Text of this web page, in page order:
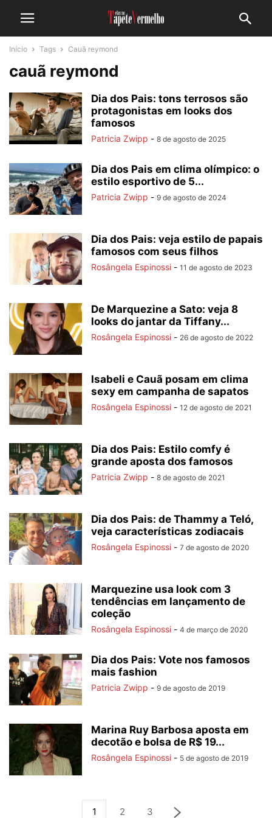
Início Tags Cauã reymond
cauã reymond
Dia dos Pais: tons terrosos são
protagonistas em looks dos
famosos
Patricia Zwipp - 8 de agosto de 2025
Dia dos Pais em clima olímpico: o
estilo esportivo de 5...
Patricia Zwipp - 9 de agosto de 2024
Dia dos Pais: veja estilo de papais
famosos com seus filhos
Rosângela Espinossi - 11 de agosto de 2023
De Marquezine a Sato: veja 8
looks do jantar da Tiffany...
Rosângela Espinossi - 26 de agosto de 2022
Isabeli e Cauã posam em clima
sexy em campanha de sapatos
Rosângela Espinossi - 12 de agosto de 2021
Dia dos Pais: Estilo comfy é
grande aposta dos famosos
Patricia Zwipp - 8 de agosto de 2021
Dia dos Pais: de Thammy a Teló,
veja características zodiacais
Rosângela Espinossi - 7 de agosto de 2020
Marquezine usa look com 3
tendências em lançamento de
coleção
Rosângela Espinossi - 4 de março de 2020
Dia dos Pais: Vote nos famosos
mais fashion
Patricia Zwipp - 9 de agosto de 2019
Marina Ruy Barbosa aposta em
decotão e bolsa de R$ 19...
Rosângela Espinossi - 5 de agosto de 2019
1 2 3